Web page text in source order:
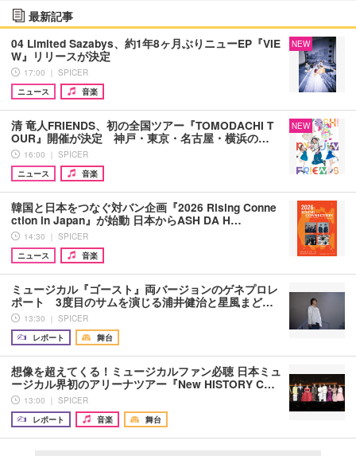
最新記事
04 Limited Sazabys、約1年8ヶ月ぶりニューEP『VIE
W』リリースが決定
17:00 ｜ SPICER
ニュース
音楽
NEW
清 竜人FRIENDS、初の全国ツアー『TOMODACHI T
OUR』開催が決定 神戸・東京・名古屋・横浜の…
16:00 ｜ SPICER
ニュース
音楽
NEW
韓国と日本をつなぐ対バン企画『2026 Rising Conne
ction in Japan』が始動 日本からASH DA H…
14:30 ｜ SPICER
ニュース
音楽
ミュージカル『ゴースト』両バージョンのゲネプロレ
ポート 3度目のサムを演じる浦井健治と星風まど…
13:30 ｜ SPICER
レポート
舞台
想像を超えてくる！ミュージカルファン必聴 日本ミュ
ージカル界初のアリーナツアー『New HISTORY C…
13:00 ｜ SPICER
レポート
音楽 舞台